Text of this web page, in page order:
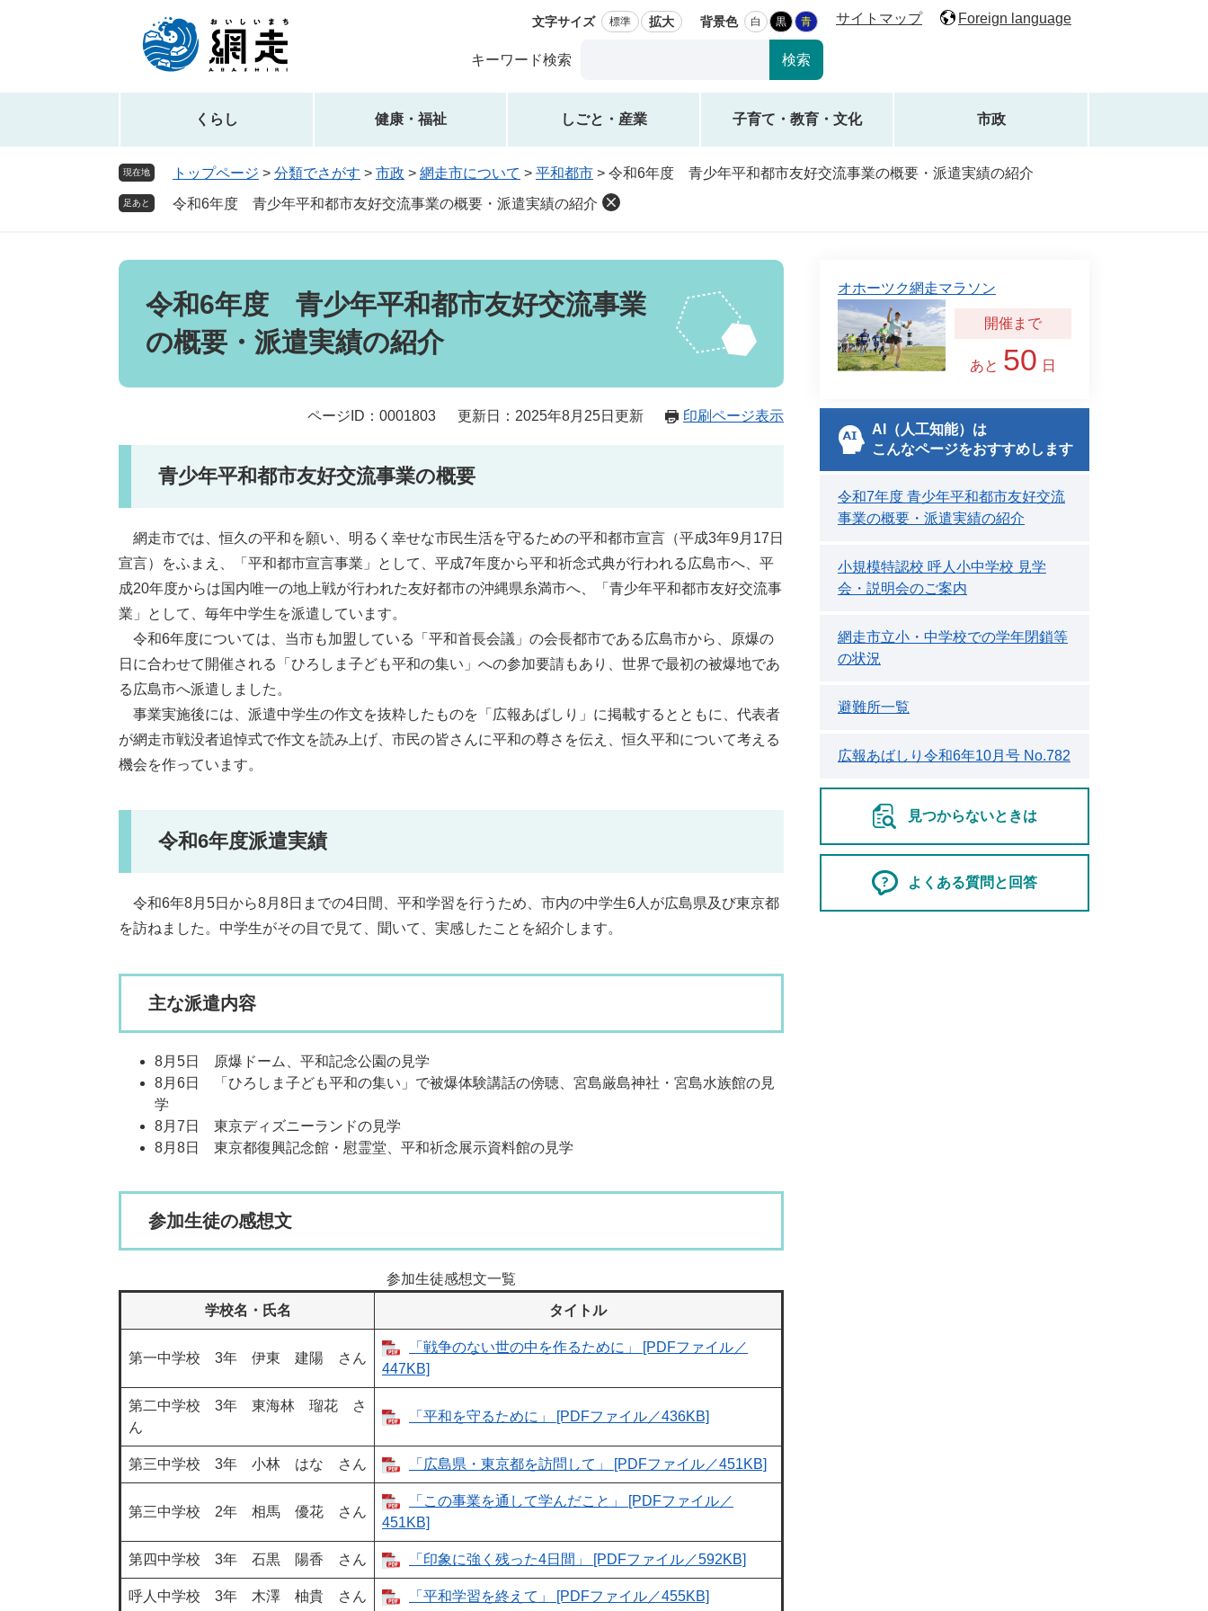
先
を
文字サイズ 標準 拡大 背景色 白 黒 青 サイトマップ Foreign language
キーワード検索
ス
タ
索
くらし 健康・福祉 しごと・産業 子育て・教育・文化 市政
現在地 トップページ > 分類でさがす > 市政 > 網走市について > 平和都市 > 令和6年度 青少年平和都市友好交流事業の概要・派遣実績の紹介
足あと 令和6年度 青少年平和都市友好交流事業の概要・派遣実績の紹介
本
令和6年度 青少年平和都市友好交流事業
の概要・派遣実績の紹介
ページID：0001803 更新日：2025年8月25日更新 印刷ページ表示
青少年平和都市友好交流事業の概要
網走市では、恒久の平和を願い、明るく幸せな市民生活を守るための平和都市宣言（平成3年9月17日
宣言）をふまえ、「平和都市宣言事業」として、平成7年度から平和祈念式典が行われる広島市へ、平
成20年度からは国内唯一の地上戦が行われた友好都市の沖縄県糸満市へ、「青少年平和都市友好交流事
業」として、毎年中学生を派遣しています。
令和6年度については、当市も加盟している「平和首長会議」の会長都市である広島市から、原爆の
日に合わせて開催される「ひろしま子ども平和の集い」への参加要請もあり、世界で最初の被爆地であ
る広島市へ派遣しました。
事業実施後には、派遣中学生の作文を抜粋したものを「広報あばしり」に掲載するとともに、代表者
が網走市戦没者追悼式で作文を読み上げ、市民の皆さんに平和の尊さを伝え、恒久平和について考える
機会を作っています。
令和6年度派遣実績
令和6年8月5日から8月8日までの4日間、平和学習を行うため、市内の中学生6人が広島県及び東京都
を訪ねました。中学生がその目で見て、聞いて、実感したことを紹介します。
主な派遣内容
8月5日 原爆ドーム、平和記念公園の見学
8月6日 「ひろしま子ども平和の集い」で被爆体験講話の傍聴、宮島厳島神社・宮島水族館の見
学
8月7日 東京ディズニーランドの見学
8月8日 東京都復興記念館・慰霊堂、平和祈念展示資料館の見学
参加生徒の感想文
参加生徒感想文一覧
学校名・氏名 タイトル
第一中学校 3年 伊東 建陽 さん
「戦争のない世の中を作るために」 [PDFファイル／
447KB]
第二中学校 3年 東海林 瑠花 さ
ん
「平和を守るために」 [PDFファイル／436KB]
第三中学校 3年 小林 はな さん 「広島県・東京都を訪問して」 [PDFファイル／451KB]
第三中学校 2年 相馬 優花 さん
「この事業を通して学んだこと」 [PDFファイル／
451KB]
第四中学校 3年 石黒 陽香 さん 「印象に強く残った4日間」 [PDFファイル／592KB]
呼人中学校 3年 木澤 柚貴 さん 「平和学習を終えて」 [PDFファイル／455KB]
オホーツク網走マラソン
あと 50 日
AI（人工知能）は
こんなページをおすすめします
令和7年度 青少年平和都市友好交流
事業の概要・派遣実績の紹介
小規模特認校 呼人小中学校 見学
会・説明会のご案内
網走市立小・中学校での学年閉鎖等
の状況
避難所一覧
広報あばしり令和6年10月号 No.782
見つからないときは
よくある質問と回答